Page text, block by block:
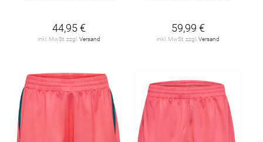
44,95 €
inkl. MwSt. zzgl.Versand
59,99 €
inkl. MwSt. zzgl.Versand